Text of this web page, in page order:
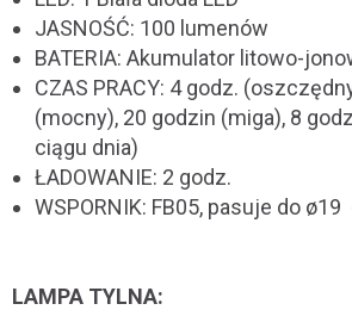
JASNOŚĆ: 100 lumenów
BATERIA: Akumulator litowo-
CZAS PRACY: 4 godz.
(mocny), 20 godzin (miga), 8
ciągu dnia)
ŁADOWANIE: 2 godz.
WSPORNIK: FB05, pasuje do
LAMPA TYLNA: